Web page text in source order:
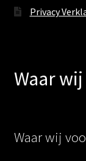
Privacy
Waar
Waar wij